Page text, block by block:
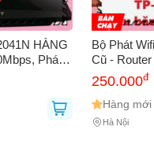
HÀNG
Phát
Cài Đặt
Hạn
Bộ Phát
Cũ -
450Mbps
Khỏe, Dễ
250.000đ
Hàng mới
Hà Nội